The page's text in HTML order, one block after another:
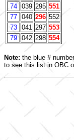
74
039 295 551
77
040 296 552
73
041 297 553
79
042 298 554
Note: the blue #
to see this list in OBC